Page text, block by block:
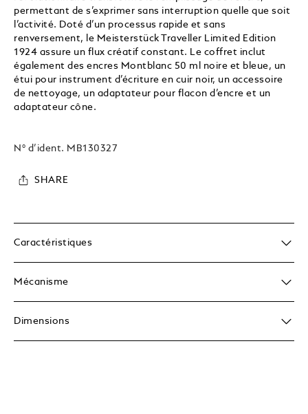
permettant de s’exprimer sans interruption quelle que soit
l’activité. Doté d’un processus rapide et sans
renversement, le Meisterstück Traveller Limited Edition
1924 assure un flux créatif constant. Le coffret inclut
également des encres Montblanc 50 ml noire et bleue, un
étui pour instrument d’écriture en cuir noir, un accessoire
de nettoyage, un adaptateur pour flacon d’encre et un
adaptateur cône.
N° d’ident. MB130327
SHARE
Caractéristiques
Mécanisme
Dimensions